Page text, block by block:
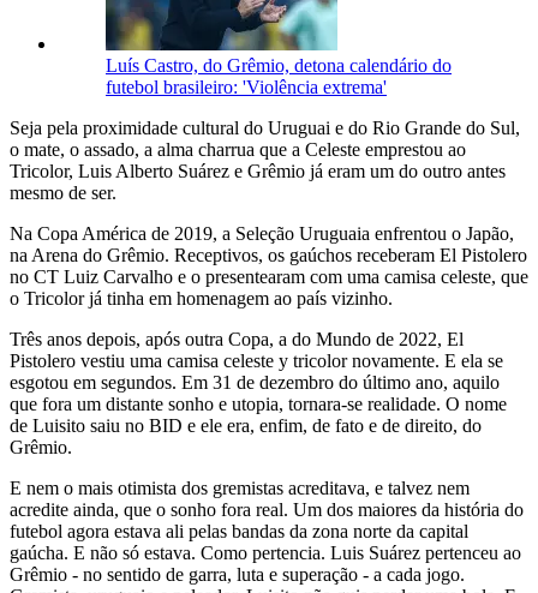
Luís Castro, do Grêmio, detona calendário do
futebol brasileiro: 'Violência extrema'
Seja pela proximidade cultural do Uruguai e do Rio Grande do Sul,
o mate, o assado, a alma charrua que a Celeste emprestou ao
Tricolor, Luis Alberto Suárez e Grêmio já eram um do outro antes
mesmo de ser.
Na Copa América de 2019, a Seleção Uruguaia enfrentou o Japão,
na Arena do Grêmio. Receptivos, os gaúchos receberam El Pistolero
no CT Luiz Carvalho e o presentearam com uma camisa celeste, que
o Tricolor já tinha em homenagem ao país vizinho.
Três anos depois, após outra Copa, a do Mundo de 2022, El
Pistolero vestiu uma camisa celeste y tricolor novamente. E ela se
esgotou em segundos. Em 31 de dezembro do último ano, aquilo
que fora um distante sonho e utopia, tornara-se realidade. O nome
de Luisito saiu no BID e ele era, enfim, de fato e de direito, do
Grêmio.
E nem o mais otimista dos gremistas acreditava, e talvez nem
acredite ainda, que o sonho fora real. Um dos maiores da história do
futebol agora estava ali pelas bandas da zona norte da capital
gaúcha. E não só estava. Como pertencia. Luis Suárez pertenceu ao
Grêmio - no sentido de garra, luta e superação - a cada jogo.